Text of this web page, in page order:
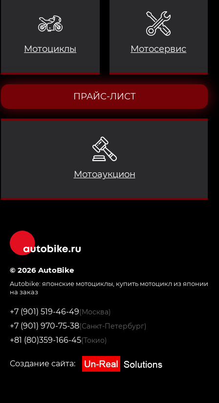
Мотоциклы
Мотоаукцион
Мотосервис
ПРАЙС-ЛИСТ
© 2026 AutoBike
Autobike: японские мотоциклы купить мотоцикл из японии
на заказ
+7 (901) 519-46-49(Москва)
+7 (901) 970-75-38(Санкт-Петербург)
+81 (80)359-166-45(Токио)
Создание сайта: